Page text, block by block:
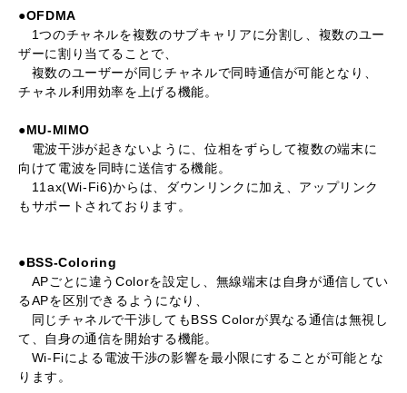
●OFDMA
1つのチャネルを複数のサブキャリアに分割し、複数のユー
ザーに割り当てることで、
複数のユーザーが同じチャネルで同時通信が可能となり、
チャネル利用効率を上げる機能。
●MU-MIMO
電波干渉が起きないように、位相をずらして複数の端末に
向けて電波を同時に送信する機能。
11ax(Wi-Fi6)からは、ダウンリンクに加え、アップリンク
もサポートされております。
●BSS-Coloring
APごとに違うColorを設定し、無線端末は自身が通信してい
るAPを区別できるようになり、
同じチャネルで干渉してもBSS Colorが異なる通信は無視し
て、自身の通信を開始する機能。
Wi-Fiによる電波干渉の影響を最小限にすることが可能とな
ります。